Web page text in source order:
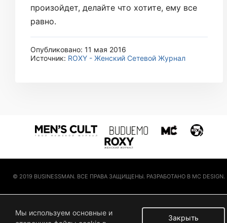
произойдет, делайте что хотите, ему все
равно.
Опубликовано: 11 мая 2016
Источник: ROXY - Женский Сетевой Журнал
© 2019 BUSINESSMAN. ВСЕ ПРАВА ЗАЩИЩЕНЫ. РАЗРАБОТАНО В MC DESIGN.
Закрыть
Мы используем основные и